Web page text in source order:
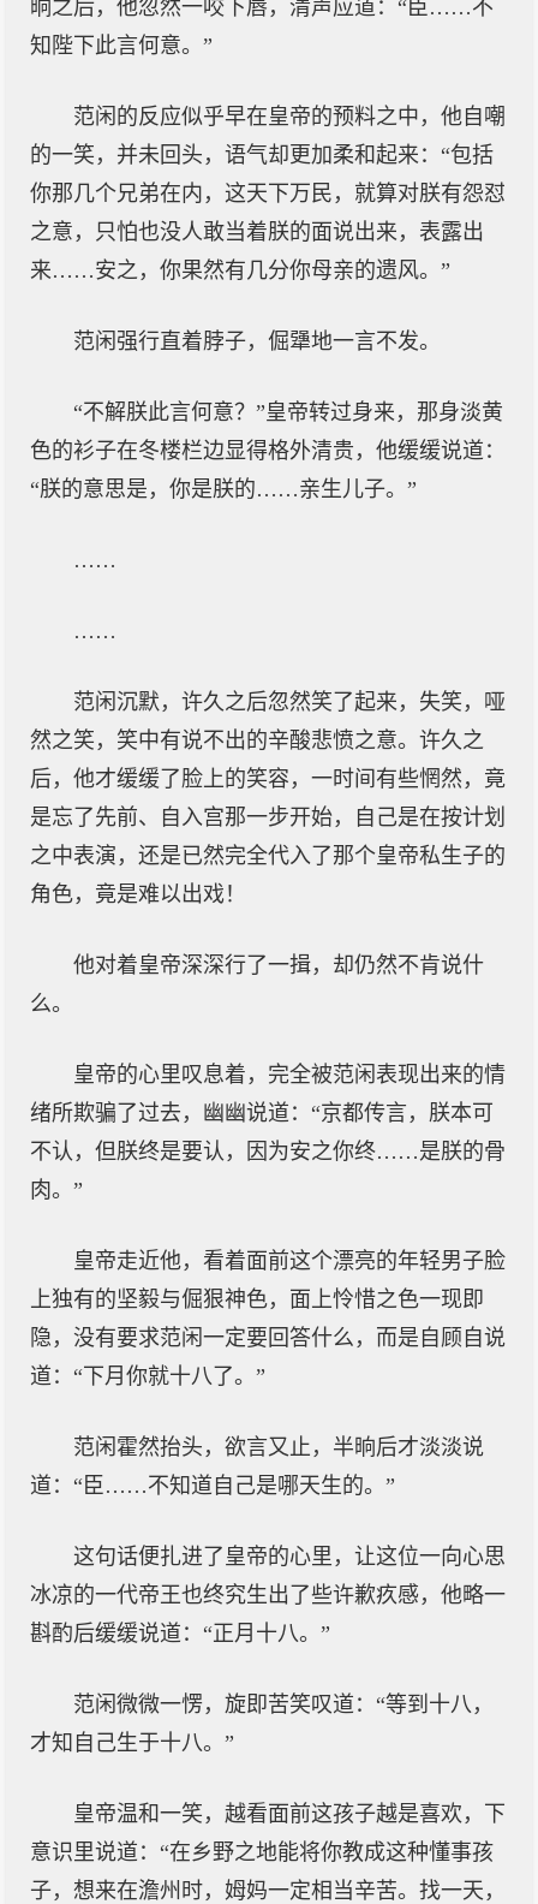
晌之后，他忽然一咬下唇，清声应道：“臣……不
知陛下此言何意。”
范闲的反应似乎早在皇帝的预料之中，他自嘲
的一笑，并未回头，语气却更加柔和起来：“包括
你那几个兄弟在内，这天下万民，就算对朕有怨怼
之意，只怕也没人敢当着朕的面说出来，表露出
来……安之，你果然有几分你母亲的遗风。”
范闲强行直着脖子，倔犟地一言不发。
“不解朕此言何意？”皇帝转过身来，那身淡黄
色的衫子在冬楼栏边显得格外清贵，他缓缓说道：
“朕的意思是，你是朕的……亲生儿子。”
……
……
范闲沉默，许久之后忽然笑了起来，失笑，哑
然之笑，笑中有说不出的辛酸悲愤之意。许久之
后，他才缓缓了脸上的笑容，一时间有些惘然，竟
是忘了先前、自入宫那一步开始，自己是在按计划
之中表演，还是已然完全代入了那个皇帝私生子的
角色，竟是难以出戏！
他对着皇帝深深行了一揖，却仍然不肯说什
么。
皇帝的心里叹息着，完全被范闲表现出来的情
绪所欺骗了过去，幽幽说道：“京都传言，朕本可
不认，但朕终是要认，因为安之你终……是朕的骨
肉。”
皇帝走近他，看着面前这个漂亮的年轻男子脸
上独有的坚毅与倔狠神色，面上怜惜之色一现即
隐，没有要求范闲一定要回答什么，而是自顾自说
道：“下月你就十八了。”
范闲霍然抬头，欲言又止，半晌后才淡淡说
道：“臣……不知道自己是哪天生的。”
这句话便扎进了皇帝的心里，让这位一向心思
冰凉的一代帝王也终究生出了些许歉疚感，他略一
斟酌后缓缓说道：“正月十八。”
范闲微微一愣，旋即苦笑叹道：“等到十八，
才知自己生于十八。”
皇帝温和一笑，越看面前这孩子越是喜欢，下
意识里说道：“在乡野之地能将你教成这种懂事孩
子，想来在澹州时，姆妈一定相当辛苦。找一天，